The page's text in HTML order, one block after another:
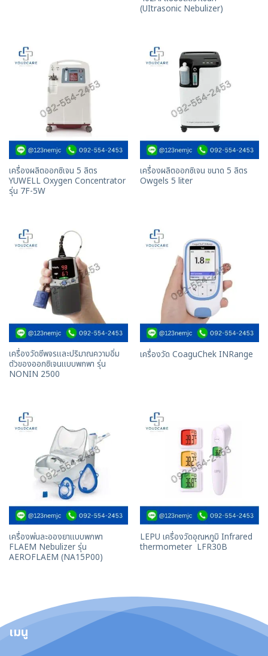
(UItrasonic Nebulizer)
เครื่องผลิตออกซิเจน 5 ลิตร
YUWELL Oxygen Concentrator
รุ่น 7F-5W
เครื่องผลิตออกซิเจน ขนาด 5 ลิตร
Owgels 5 liter
เครื่องวัดชีพจรและปริมาณความอิ่ม
ตัวของออกซิเจนเเบบพกพา รุ่น
NONIN 2500
เครื่องวัด CoaguChek INRange
เครื่องพ่นละอองยาแบบพกพา
FLAEM Nebulizer รุ่น
AEROFLAEM (NA15P00)
LEPU เครื่องวัดอุณหภูมิ Infrared
thermometer LFR30B
เมนู